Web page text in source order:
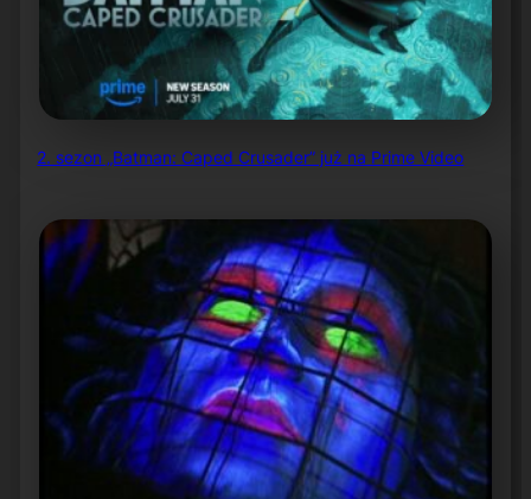
2. sezon „Batman: Caped Crusader” już na Prime Video